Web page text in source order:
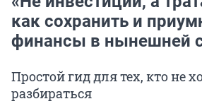
как сохранить и
финансы в нынешней
Простой гид для тех, кто не
разбираться